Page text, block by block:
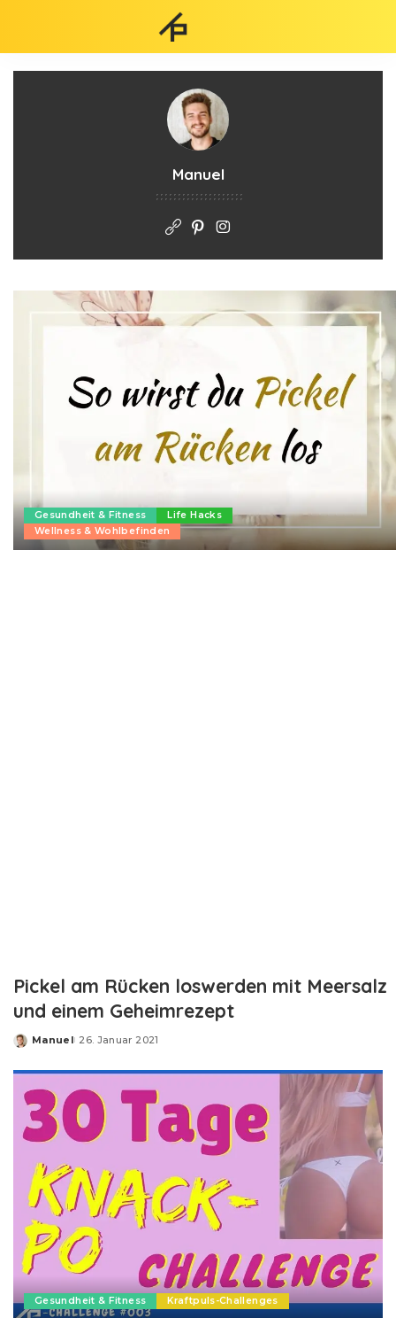
Manuel
Gesundheit & Fitness
Life Hacks
Wellness & Wohlbefinden
Pickel am Rücken loswerden mit Meersalz
und einem Geheimrezept
Posted
Manuel 26. Januar 2021
Gesundheit & Fitness Kraftpuls-Challenges